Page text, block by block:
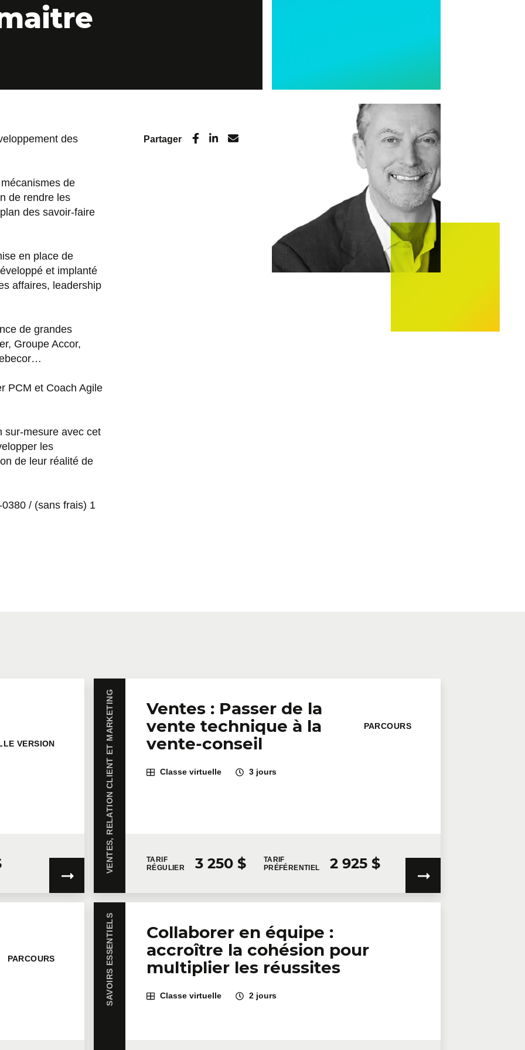
des
de
de rendre les
des savoir-faire
en place de
et implanté
affaires, leadership
de grandes
Groupe Accor,
PCM et Coach Agile
sur-mesure avec cet
les
de leur réalité de
/ (sans frais) 1
Partager
VERSION VENTES, RELATION CLIENT ET MARKETING
Ventes : Passer de la
vente technique à la
vente-conseil
PARCOURS
Classe virtuelle 3 jours
TARIF
RÉGULIER
3 250 $
TARIF
PRÉFÉRENTIEL
2 925 $
PARCOURS SAVOIRS ESSENTIELS
Collaborer en équipe :
accroître la cohésion pour
multiplier les réussites
Classe virtuelle 2 jours